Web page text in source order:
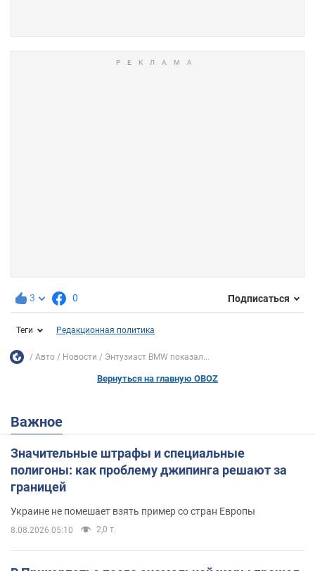
3 0 Подписаться
Теги Редакционная политика
Авто Новости Энтузиаст BMW показал...
Вернуться на главную OBOZ
Важное
Значительные штрафы и специальные
полигоны: как проблему джипинга решают за
границей
Украине не помешает взять пример со стран Европы
8.08.2026 05:10 2,0 т.